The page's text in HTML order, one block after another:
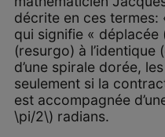
décrite en ces termes:
qui signifie « déplacée
(resurgo) à l’identique
d’une spirale dorée,
seulement si la
est accompagnée
\pi/2\) radians.